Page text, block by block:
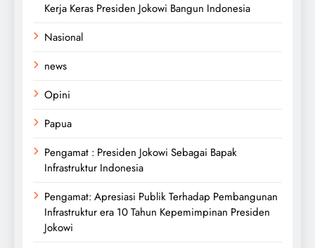
Kerja Keras Presiden Jokowi Bangun Indonesia
Nasional
news
Opini
Papua
Pengamat : Presiden Jokowi Sebagai Bapak
Infrastruktur Indonesia
Pengamat: Apresiasi Publik Terhadap Pembangunan
Infrastruktur era 10 Tahun Kepemimpinan Presiden
Jokowi